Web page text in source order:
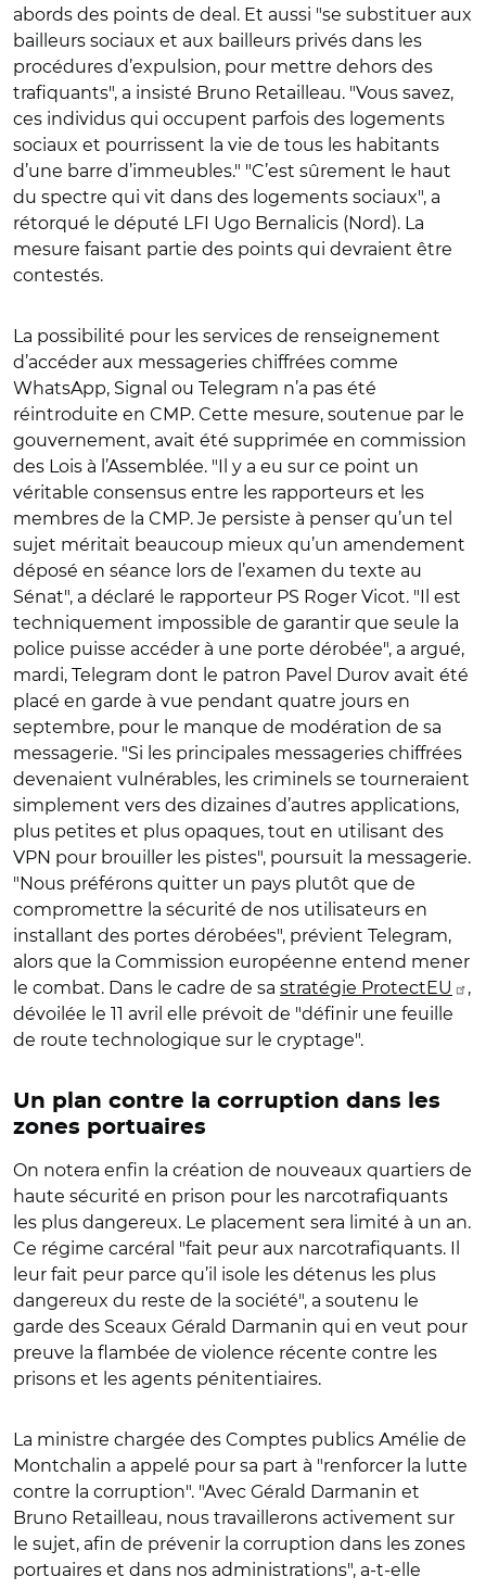
abords des points de deal. Et aussi "se substituer aux
bailleurs sociaux et aux bailleurs privés dans les
procédures d’expulsion, pour mettre dehors des
trafiquants", a insisté Bruno Retailleau. "Vous savez,
ces individus qui occupent parfois des logements
sociaux et pourrissent la vie de tous les habitants
d’une barre d’immeubles." "C’est sûrement le haut
du spectre qui vit dans des logements sociaux", a
rétorqué le député LFI Ugo Bernalicis (Nord). La
mesure faisant partie des points qui devraient être
contestés.
La possibilité pour les services de renseignement
d’accéder aux messageries chiffrées comme
WhatsApp, Signal ou Telegram n’a pas été
réintroduite en CMP. Cette mesure, soutenue par le
gouvernement, avait été supprimée en commission
des Lois à l’Assemblée. "Il y a eu sur ce point un
véritable consensus entre les rapporteurs et les
membres de la CMP. Je persiste à penser qu’un tel
sujet méritait beaucoup mieux qu’un amendement
déposé en séance lors de l’examen du texte au
Sénat", a déclaré le rapporteur PS Roger Vicot. "Il est
techniquement impossible de garantir que seule la
police puisse accéder à une porte dérobée", a argué,
mardi, Telegram dont le patron Pavel Durov avait été
placé en garde à vue pendant quatre jours en
septembre, pour le manque de modération de sa
messagerie. "Si les principales messageries chiffrées
devenaient vulnérables, les criminels se tourneraient
simplement vers des dizaines d’autres applications,
plus petites et plus opaques, tout en utilisant des
VPN pour brouiller les pistes", poursuit la messagerie.
"Nous préférons quitter un pays plutôt que de
compromettre la sécurité de nos utilisateurs en
installant des portes dérobées", prévient Telegram,
alors que la Commission européenne entend mener
le combat. Dans le cadre de sa stratégie ProtectEU
,
dévoilée le 11 avril elle prévoit de "définir une feuille
de route technologique sur le cryptage".
Un plan contre la corruption dans les
zones portuaires
On notera enfin la création de nouveaux quartiers de
haute sécurité en prison pour les narcotrafiquants
les plus dangereux. Le placement sera limité à un an.
Ce régime carcéral "fait peur aux narcotrafiquants. Il
leur fait peur parce qu’il isole les détenus les plus
dangereux du reste de la société", a soutenu le
garde des Sceaux Gérald Darmanin qui en veut pour
preuve la flambée de violence récente contre les
prisons et les agents pénitentiaires.
La ministre chargée des Comptes publics Amélie de
Montchalin a appelé pour sa part à "renforcer la lutte
contre la corruption". "Avec Gérald Darmanin et
Bruno Retailleau, nous travaillerons activement sur
le sujet, afin de prévenir la corruption dans les zones
portuaires et dans nos administrations", a-t-elle